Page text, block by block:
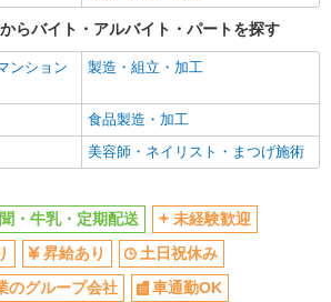
らバイト・アルバイト・パートを探す
ンション
製造・組立・加工
食品製造・加工
美容師・ネイリスト・まつげ施術
・牛乳・定期配送
未経験歓迎
昇給あり
土日祝休み
のグループ会社
車通勤OK